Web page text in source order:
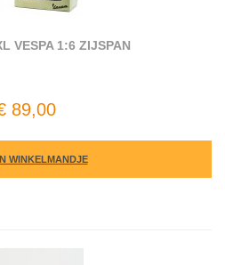
VESPA 1:6 ZIJSPAN
89,00
WINKELMANDJE